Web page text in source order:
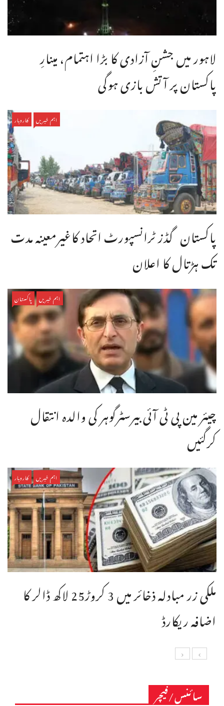
لاہور میں جشنِ آزادی کا بڑا اہتمام، مینارِ
پاکستان پر آتش بازی ہوگی
اہم خبریں کاروبار
پاکستان گڈز ٹرانسپورٹ اتحاد کاغیرمعینہ مدت
تک ہڑتال کا اعلان
اہم خبریں پاکستان
چیئر مین پی ٹی آئی بیرسٹرگوہر کی والدہ انتقال
کرگئیں
اہم خبریں کاروبار
ملکی زر مبادلہ ذخائر میں 3 کروڑ25 لاکھ ڈالر کا
اضافہ ریکارڈ
سائنس/فیچر